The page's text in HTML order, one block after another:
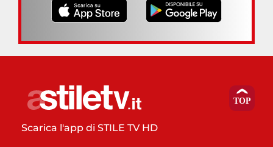
Scarica l'app di STILE TV HD